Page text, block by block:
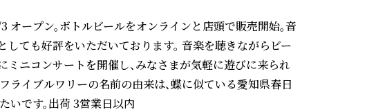
ープン。ボトルビールをオンラインと店頭で販売開始。音
しても好評をいただいております。 音楽を聴きながらビー
ミニコンサートを開催し、みなさまが気軽に遊びに来られ
ライブルワリーの名前の由来は、蝶に似ている愛知県春日
いです。出荷 3営業日以内